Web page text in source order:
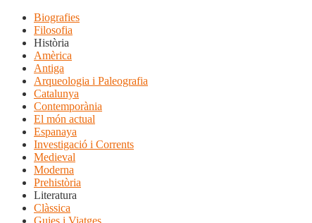
Biografies
Filosofia
Història
Amèrica
Antiga
Arqueologia i Paleografia
Catalunya
Contemporània
El món actual
Espanaya
Investigació i Corrents
Medieval
Moderna
Prehistòria
Literatura
Clàssica
Guies i Viatges